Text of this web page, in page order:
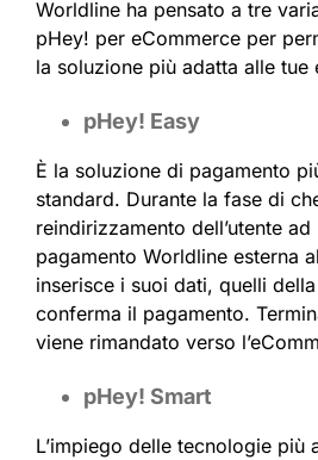
Worldline ha pensato a tre
pHey! per eCommerce per
la soluzione più adatta alle tue
pHey! Easy
È la soluzione di pagamento
standard. Durante la fase di
reindirizzamento dell’utente
pagamento Worldline esterna
inserisce i suoi dati, quelli
conferma il pagamento.
viene rimandato verso
pHey! Smart
L’impiego delle tecnologie più